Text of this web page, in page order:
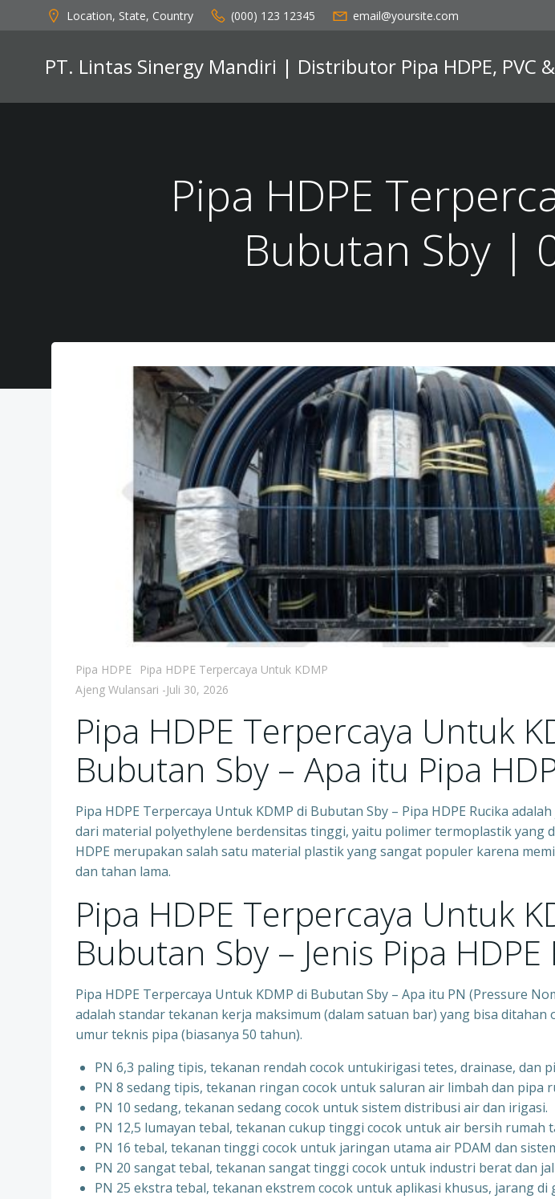
to
Location, State, Country (000) 123 12345 email@yoursite.com
PT. Lintas Sinergy Mandiri | Distributor Pipa HDPE, PVC &
Pipa HDPE
Bubutan Sby |
Pipa HDPE
Pipa HDPE Terpercaya Untuk KDMP
Ajeng Wulansari -Juli 30, 2026
Pipa HDPE Terpercaya Untuk
Bubutan Sby – Apa itu Pipa
Pipa HDPE Terpercaya Untuk KDMP di Bubutan Sby – Pipa HDPE Rucika
dari material polyethylene berdensitas tinggi, yaitu polimer termoplastik yang
HDPE merupakan salah satu material plastik yang sangat populer karena
dan tahan lama.
Pipa HDPE Terpercaya Untuk
Bubutan Sby – Jenis Pipa HDPE
Pipa HDPE Terpercaya Untuk KDMP di Bubutan Sby – Apa itu PN (Pressure
adalah standar tekanan kerja maksimum (dalam satuan bar) yang bisa ditahan
umur teknis pipa (biasanya 50 tahun).
PN 6,3 paling tipis, tekanan rendah cocok untukirigasi tetes, drainase, dan
PN 8 sedang tipis, tekanan ringan cocok untuk saluran air limbah dan pipa
PN 10 sedang, tekanan sedang cocok untuk sistem distribusi air dan irigasi.
PN 12,5 lumayan tebal, tekanan cukup tinggi cocok untuk air bersih rumah
PN 16 tebal, tekanan tinggi cocok untuk jaringan utama air PDAM dan
PN 20 sangat tebal, tekanan sangat tinggi cocok untuk industri berat dan
PN 25 ekstra tebal, tekanan ekstrem cocok untuk aplikasi khusus, jarang di